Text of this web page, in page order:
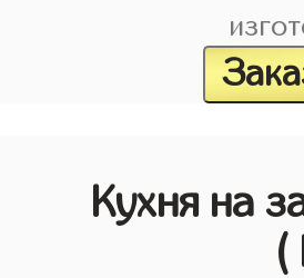
Кухня на
(